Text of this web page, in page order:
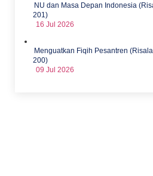
NU dan Masa Depan Indonesia
201)
16 Jul 2026
Menguatkan Fiqih Pesantren
200)
09 Jul 2026